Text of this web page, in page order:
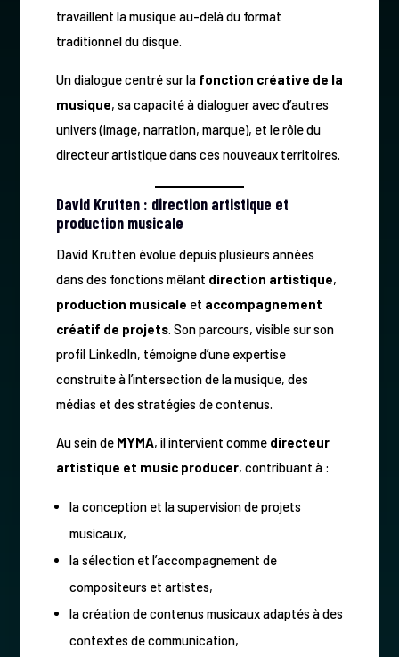
travaillent la musique au-delà du format
traditionnel du disque.
Un dialogue centré sur la fonction créative de la
musique, sa capacité à dialoguer avec d’autres
univers (image, narration, marque), et le rôle du
directeur artistique dans ces nouveaux territoires.
David Krutten : direction artistique et
production musicale
David Krutten évolue depuis plusieurs années
dans des fonctions mêlant direction artistique,
production musicale et accompagnement
créatif de projets. Son parcours, visible sur son
profil LinkedIn, témoigne d’une expertise
construite à l’intersection de la musique, des
médias et des stratégies de contenus.
Au sein de MYMA, il intervient comme directeur
artistique et music producer, contribuant à :
la conception et la supervision de projets
musicaux,
la sélection et l’accompagnement de
compositeurs et artistes,
la création de contenus musicaux adaptés à des
contextes de communication,